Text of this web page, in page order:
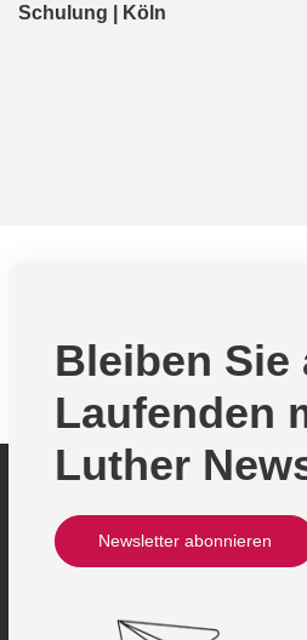
Schulung | Köln
Bleiben Sie
Laufenden
Luther
Newsletter abonnieren